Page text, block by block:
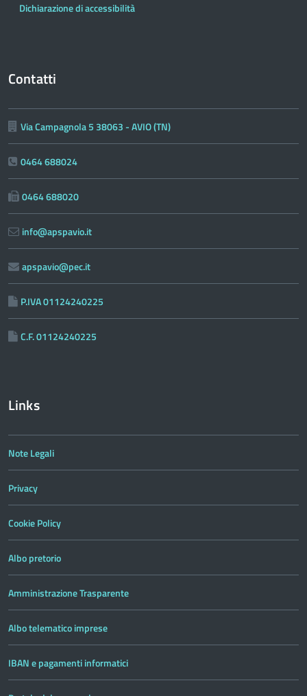
Dichiarazione di accessibilità
Contatti
Via Campagnola 5 38063 - AVIO (TN)
0464 688024
0464 688020
info@apspavio.it
apspavio@pec.it
P.IVA 01124240225
C.F. 01124240225
Links
Note Legali
Privacy
Cookie Policy
Albo pretorio
Amministrazione Trasparente
Albo telematico imprese
IBAN e pagamenti informatici